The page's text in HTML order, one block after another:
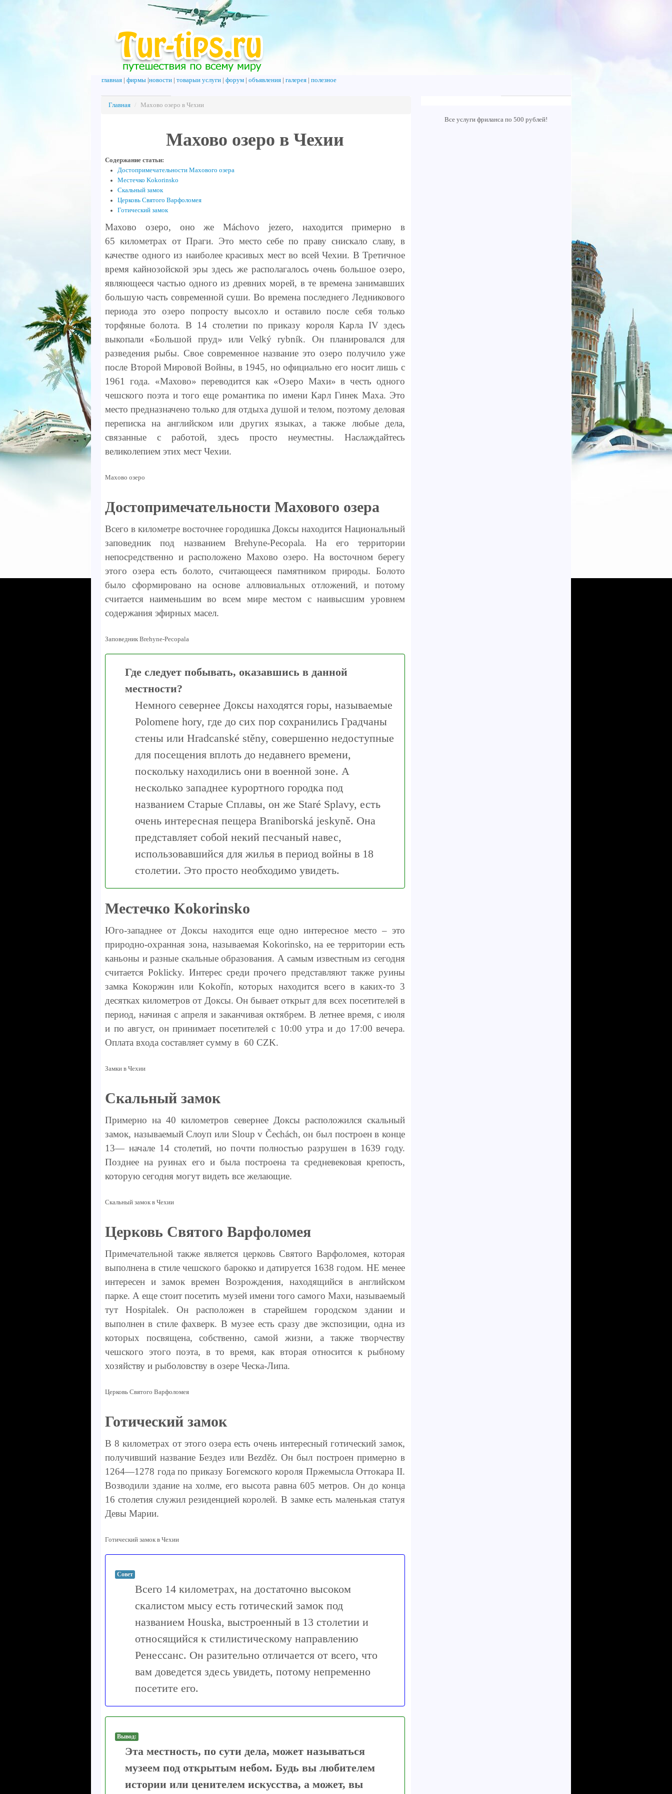
главная фирмы новости товарыи услуги форум объявления галерея полезное
Главная / Махово озеро в Чехии
Махово озеро в Чехии
Содержание статьи:
Достопримечательности Махового озера
Местечко Kokorinsko
Скальный замок
Церковь Святого Варфоломея
Готический замок
Махово озеро, оно же Máchovo jezero, находится примерно в
65 километрах от Праги. Это место себе по праву снискало славу, в
качестве одного из наиболее красивых мест во всей Чехии. В Третичное
время кайнозойской эры здесь же располагалось очень большое озеро,
являющееся частью одного из древних морей, в те времена занимавших
большую часть современной суши. Во времена последнего Ледникового
периода это озеро попросту высохло и оставило после себя только
торфяные болота. В 14 столетии по приказу короля Карла IV здесь
выкопали «Большой пруд» или Velký rybník. Он планировался для
разведения рыбы. Свое современное название это озеро получило уже
после Второй Мировой Войны, в 1945, но официально его носит лишь с
1961 года. «Махово» переводится как «Озеро Махи» в честь одного
чешского поэта и того еще романтика по имени Карл Гинек Маха. Это
место предназначено только для отдыха душой и телом, поэтому деловая
переписка на английском или других языках, а также любые дела,
связанные с работой, здесь просто неуместны. Наслаждайтесь
великолепием этих мест Чехии.
Махово озеро
Достопримечательности Махового озера
Всего в километре восточнее городишка Доксы находится Национальный
заповедник под названием Brehyne-Pecopala. На его территории
непосредственно и расположено Махово озеро. На восточном берегу
этого озера есть болото, считающееся памятником природы. Болото
было сформировано на основе аллювиальных отложений, и потому
считается наименьшим во всем мире местом с наивысшим уровнем
содержания эфирных масел.
Заповедник Brehyne-Pecopala
Где следует побывать, оказавшись в данной
местности?
Немного севернее Доксы находятся горы, называемые
Polomene hory, где до сих пор сохранились Градчаны
стены или Hradcanské stěny, совершенно недоступные
для посещения вплоть до недавнего времени,
поскольку находились они в военной зоне. А
несколько западнее курортного городка под
названием Старые Сплавы, он же Staré Splavy, есть
очень интересная пещера Braniborská jeskyně. Она
представляет собой некий песчаный навес,
использовавшийся для жилья в период войны в 18
столетии. Это просто необходимо увидеть.
Местечко Kokorinsko
Юго-западнее от Доксы находится еще одно интересное место – это
природно-охранная зона, называемая Kokorinsko, на ее территории есть
каньоны и разные скальные образования. А самым известным из сегодня
считается Poklicky. Интерес среди прочего представляют также руины
замка Кокоржин или Kokořín, которых находится всего в каких-то 3
десятках километров от Доксы. Он бывает открыт для всех посетителей в
период, начиная с апреля и заканчивая октябрем. В летнее время, с июля
и по август, он принимает посетителей с 10:00 утра и до 17:00 вечера.
Оплата входа составляет сумму в 60 CZK.
Замки в Чехии
Скальный замок
Примерно на 40 километров севернее Доксы расположился скальный
замок, называемый Слоуп или Sloup v Čechách, он был построен в конце
13— начале 14 столетий, но почти полностью разрушен в 1639 году.
Позднее на руинах его и была построена та средневековая крепость,
которую сегодня могут видеть все желающие.
Скальный замок в Чехии
Церковь Святого Варфоломея
Примечательной также является церковь Святого Варфоломея, которая
выполнена в стиле чешского барокко и датируется 1638 годом. НЕ менее
интересен и замок времен Возрождения, находящийся в английском
парке. А еще стоит посетить музей имени того самого Махи, называемый
тут Hospitalek. Он расположен в старейшем городском здании и
выполнен в стиле фахверк. В музее есть сразу две экспозиции, одна из
которых посвящена, собственно, самой жизни, а также творчеству
чешского этого поэта, в то время, как вторая относится к рыбному
хозяйству и рыболовству в озере Ческа-Липа.
Церковь Святого Варфоломея
Готический замок
В 8 километрах от этого озера есть очень интересный готический замок,
получивший название Бездез или Bezděz. Он был построен примерно в
1264—1278 года по приказу Богемского короля Пржемысла Оттокара II.
Возводили здание на холме, его высота равна 605 метров. Он до конца
16 столетия служил резиденцией королей. В замке есть маленькая статуя
Девы Марии.
Готический замок в Чехии
Совет
Всего 14 километрах, на достаточно высоком
скалистом мысу есть готический замок под
названием Houska, выстроенный в 13 столетии и
относящийся к стилистическому направлению
Ренессанс. Он разительно отличается от всего, что
вам доведется здесь увидеть, потому непременно
посетите его.
Вывод:
Эта местность, по сути дела, может называться
музеем под открытым небом. Будь вы любителем
истории или ценителем искусства, а может, вы
Все услуги фриланса по 500 рублей!